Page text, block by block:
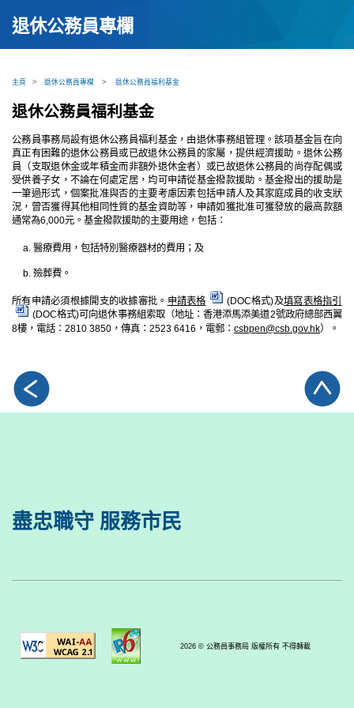
退休公務員專欄
主頁 > 退休公務員專欄 > 退休公務員福利基金
退休公務員福利基金
公務員事務局設有退休公務員福利基金，由退休事務組管理。該項基金旨在向
真正有困難的退休公務員或已故退休公務員的家屬，提供經濟援助。退休公務
員（支取退休金或年積金而非額外退休金者）或已故退休公務員的尚存配偶或
受供養子女，不論在何處定居，均可申請從基金撥款援助。基金撥出的援助是
一筆過形式，個案批准與否的主要考慮因素包括申請人及其家庭成員的收支狀
況，曾否獲得其他相同性質的基金資助等，申請如獲批准可獲發放的最高款額
通常為6,000元。基金撥款援助的主要用途，包括：
醫療費用，包括特別醫療器材的費用；及
殮葬費。
所有申請必須根據開支的收據審批。 申請表格 (DOC格式)及填寫表格指引
(DOC格式)可向退休事務組索取（地址：香港添馬添美道2號政府總部西翼
8樓，電話：2810 3850，傳真：2523 6416，電郵： csbpen@csb.gov.hk）。
盡忠職守 服務市民
2026 © 公務員事務局 版權所有 不得轉載